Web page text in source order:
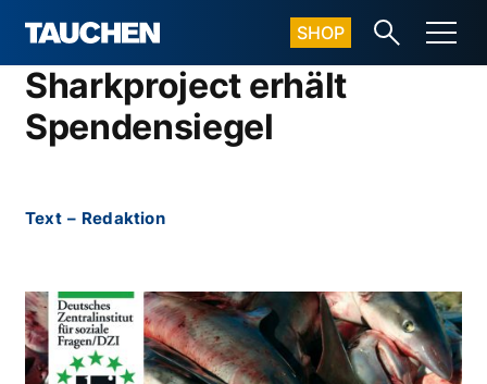
SHOP
Sharkproject erhält
Spendensiegel
Text – Redaktion